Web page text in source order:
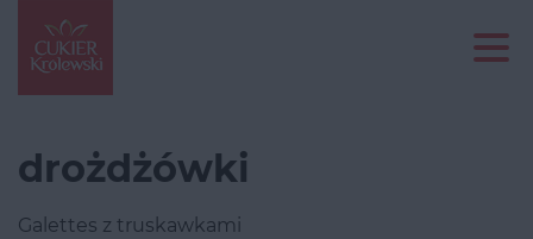
drożdżówki
Galettes z truskawkami